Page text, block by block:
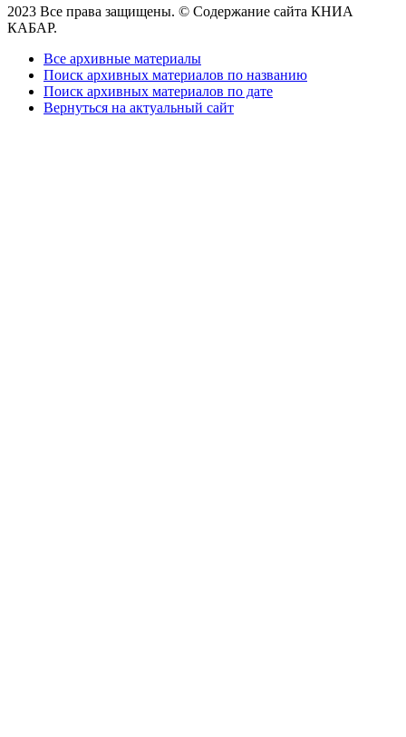
2023 Все права защищены. © Содержание сайта КНИА
КАБАР.
Все архивные материалы
Поиск архивных материалов по названию
Поиск архивных материалов по дате
Вернуться на актуальный сайт